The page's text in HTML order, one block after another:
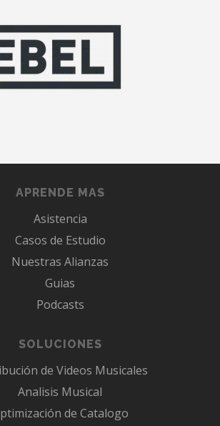
APRENDE MAS
Asistencia
Casos de Estudio
Nuestras Alianzas
Guias
Podcasts
SOLUCIONES
de Videos Musicales
Analisis Musical
de Catalogo